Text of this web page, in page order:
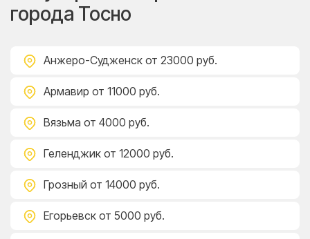
города Тосно
Анжеро-Судженск от 23000 руб.
Армавир от 11000 руб.
Вязьма от 4000 руб.
Геленджик от 12000 руб.
Грозный от 14000 руб.
Егорьевск от 5000 руб.